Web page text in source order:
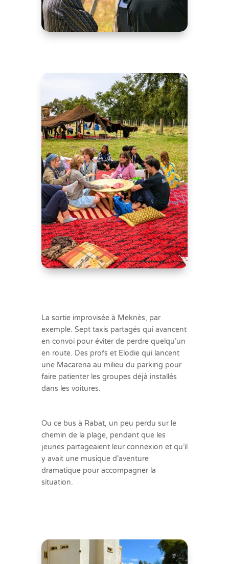
La sortie improvisée à Meknès, par
exemple. Sept taxis partagés qui avancent
en convoi pour éviter de perdre quelqu’un
en route. Des profs et Elodie qui lancent
une Macarena au milieu du parking pour
faire patienter les groupes déjà installés
dans les voitures.
Ou ce bus à Rabat, un peu perdu sur le
chemin de la plage, pendant que les
jeunes partageaient leur connexion et qu’il
y avait une musique d’aventure
dramatique pour accompagner la
situation.